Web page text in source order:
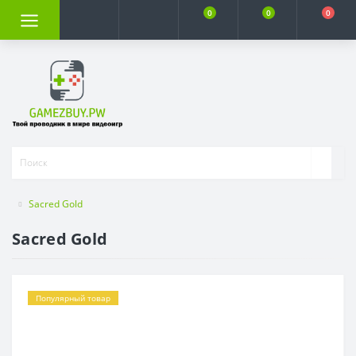
0 0 0
Sacred Gold
Sacred Gold
Популярный товар